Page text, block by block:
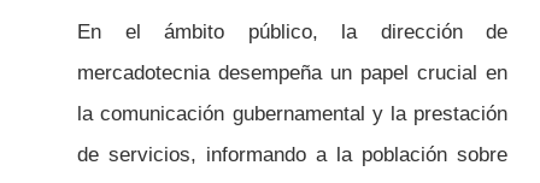
En el ámbito público, la dirección de
mercadotecnia desempeña un papel crucial en
la comunicación gubernamental y la prestación
de servicios, informando a la población sobre